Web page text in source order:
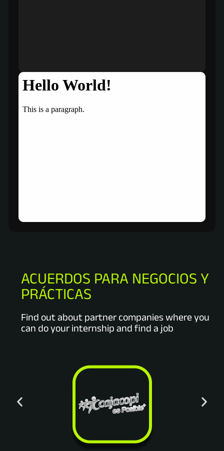
ACUERDOS PARA NEGOCIOS Y
PRÁCTICAS
Find out about partner companies where you
can do your internship and find a job